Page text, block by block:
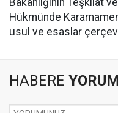
Bakanlığının Teşkilat
Hükmünde
usul ve esaslar
HABERE